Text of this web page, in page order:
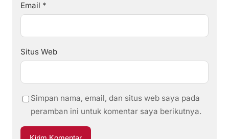
Email *
Situs Web
Simpan nama, email, dan situs web saya pada
peramban ini untuk komentar saya berikutnya.